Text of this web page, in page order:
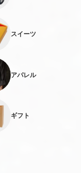
スイーツ
アパレル
ギフト